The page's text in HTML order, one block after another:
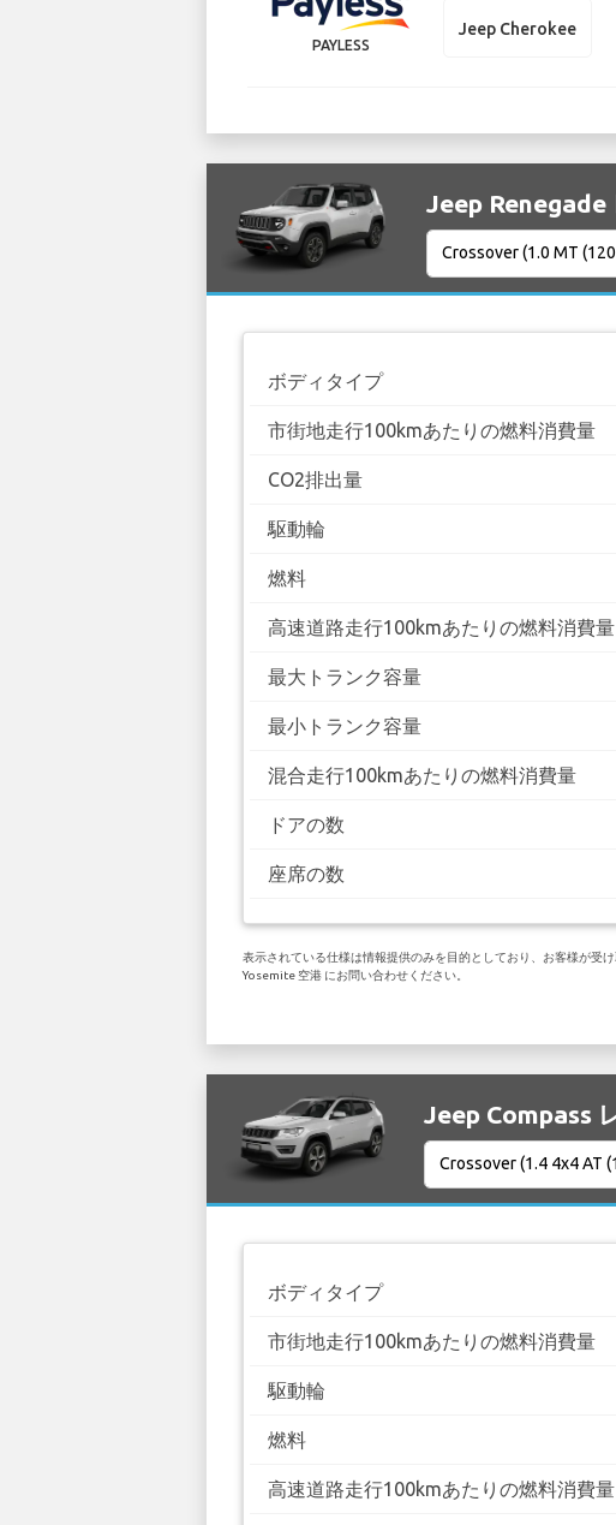
PAYLESS
Jeep Cherokee
Jeep Renegade
ボディタイプ
市街地走行100kmあたりの燃料消費量
CO2排出量
駆動輪
燃料
高速道路走行100kmあたりの燃料消費量
最大トランク容量
最小トランク容量
混合走行100kmあたりの燃料消費量
ドアの数
座席の数
表示されている仕様は情報提供のみを目的としており、お客様が受
Yosemite 空港 にお問い合わせください。
Jeep Compass
ボディタイプ
市街地走行100kmあたりの燃料消費量
駆動輪
燃料
高速道路走行100kmあたりの燃料消費量